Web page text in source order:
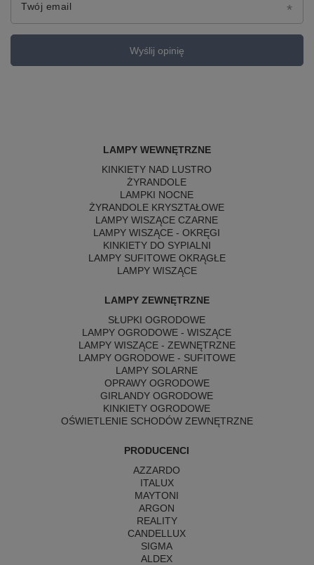
Twój email
Wyślij opinię
LAMPY WEWNĘTRZNE
KINKIETY NAD LUSTRO
ŻYRANDOLE
LAMPKI NOCNE
ŻYRANDOLE KRYSZTAŁOWE
LAMPY WISZĄCE CZARNE
LAMPY WISZĄCE - OKRĘGI
KINKIETY DO SYPIALNI
LAMPY SUFITOWE OKRĄGŁE
LAMPY WISZĄCE
LAMPY ZEWNĘTRZNE
SŁUPKI OGRODOWE
LAMPY OGRODOWE - WISZĄCE
LAMPY WISZĄCE - ZEWNĘTRZNE
LAMPY OGRODOWE - SUFITOWE
LAMPY SOLARNE
OPRAWY OGRODOWE
GIRLANDY OGRODOWE
KINKIETY OGRODOWE
OŚWIETLENIE SCHODÓW ZEWNĘTRZNE
PRODUCENCI
AZZARDO
ITALUX
MAYTONI
ARGON
REALITY
CANDELLUX
SIGMA
ALDEX